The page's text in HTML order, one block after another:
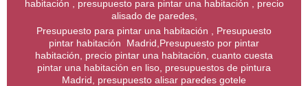
habitación , presupuesto para pintar una habitación , precio
alisado de paredes,
Presupuesto para pintar una habitación , Presupuesto
pintar habitación Madrid,Presupuesto por pintar
habitación, precio pintar una habitación, cuanto cuesta
pintar una habitación en liso, presupuestos de pintura
Madrid, presupuesto alisar paredes gotele